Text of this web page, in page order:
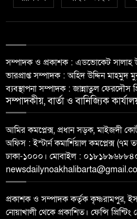
সম্পাদক ও প্রকাশক : এডভোকেট সালাহ
ভারপ্রাপ্ত সম্পাদক : অহিদ উদ্দিন মাহমুদ
ব্যবস্থাপনা সম্পাদক : জান্নাতুল ফেরদৌস
সম্পাদকীয়, বার্তা ও বানিজ্যিক
আমির কমপ্লেক্স, প্রধান সড়ক, মাইজদী
অফিস : ইস্টার্ন কমার্শিয়াল কমপ্লেক্স (৭ম
ঢাকা-১০০০। মোবাইল :
প্রকাশক ও সম্পাদক কর্তৃক কৃষ্ণরামপুর,
নোয়াখালী থেকে প্রকাশিত। ফেন্সি প্রিন্টিং